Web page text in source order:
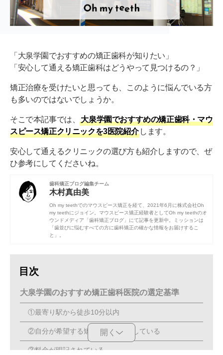
「大泉学園でおすすめの矯正歯科が知りたい」
「安心して通える矯正歯科はどうやって見つけるの？」
矯正治療を受けたいと思っても、このように悩んでいる方
も多いのではないでしょうか。
そこで本記事では、
大泉学園でおすすめの矯正歯科・マウ
スピース矯正クリニックを3医院紹介 します。
安心して通えるクリニックの選び方も紹介しますので、ぜ
ひ参考にしてくださいね。
歯科矯正ブログ編集チーム
木村真由美
Oh my teethでのマウスピース矯正を経て、2021年6月に株式会社Oh
my teethにジョイン。マウスピース矯正経験者としてOh my teethのオ
ウンドメディア「歯科矯正ブログ」にて記事を更新中。ミッションは
「歯並びに悩むすべての方に歯科矯正の確かな情報をお届けするこ
と」。
目次
大泉学園のおすすめ矯正歯科医院の選定基準
①最寄り駅から徒歩10分以内
②自分が希望する矯正方法に対応している
③料金が明記されている
開く